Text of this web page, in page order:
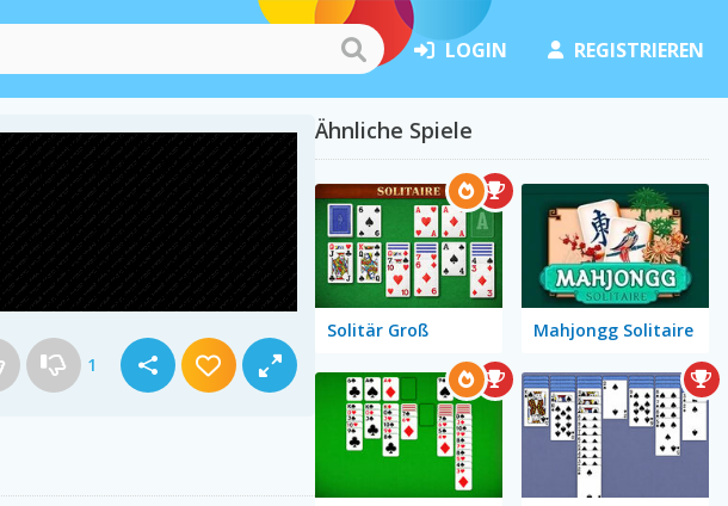
LOGIN REGISTRIEREN
1
Ähnliche Spiele
Solitär Groß Mahjongg Solitaire